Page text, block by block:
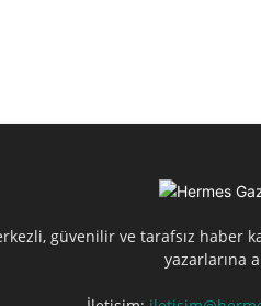
güvenilir ve tarafsız haber
yazarlarına